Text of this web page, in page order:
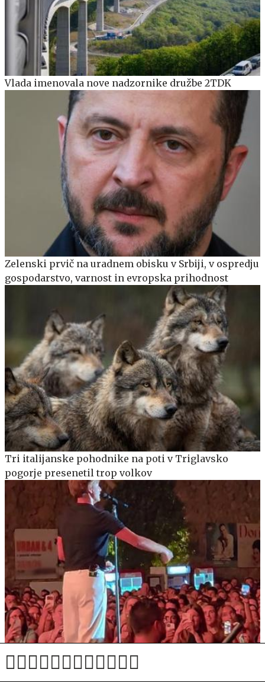
Vlada imenovala nove nadzornike družbe 2TDK
Zelenski prvič na uradnem obisku v Srbiji, v ospredju
gospodarstvo, varnost in evropska prihodnost
Tri italijanske pohodnike na poti v Triglavsko
pogorje presenetil trop volkov
Jakov Jozinović med koncertom prosil občinstvo, naj
ne izvaja nevarnega trenda